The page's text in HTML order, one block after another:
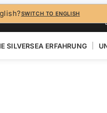
SWITCH TO ENGLISH
SILVERSEA ERFAHRUNG